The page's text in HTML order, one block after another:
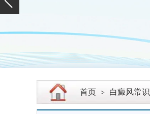
首页 > 白癜风常识